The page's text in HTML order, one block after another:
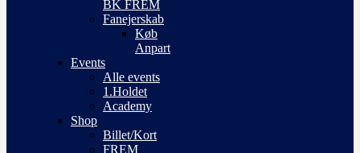
BK FREM
Fanejerskab
Køb
Anpart
Events
Alle events
1.Holdet
Academy
Shop
Billet/Kort
FREM